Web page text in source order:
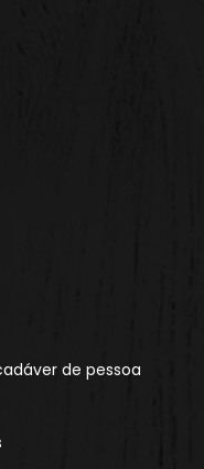
de pessoa